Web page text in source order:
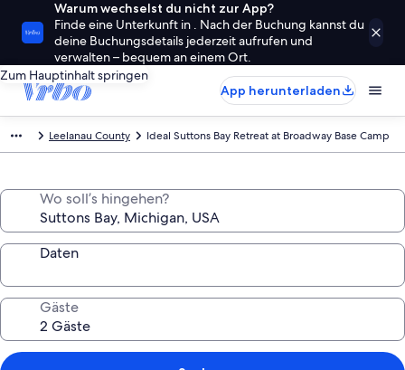
Warum wechselst du nicht zur App?
Finde eine Unterkunft in . Nach der Buchung kannst du
deine Buchungsdetails jederzeit aufrufen und
verwalten – bequem an einem Ort.
Zum Hauptinhalt springen
App herunterladen
Leelanau County Ideal Suttons Bay Retreat at Broadway Base Camp
Wo soll’s hingehen?
Daten
Gäste